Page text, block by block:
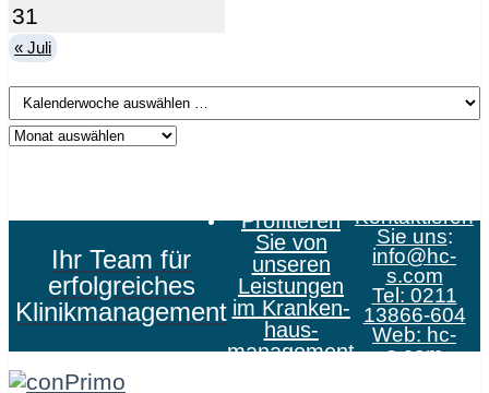
31
« Juli
Ihr Team für
erfolgreiches
Klinikmanagement
Profitieren
Sie von
unseren
Leistungen
im Kranken­
haus­
management
Kontaktieren
Sie uns:
info@hc-
s.com
Tel: 0211
13866-604
Web: hc-
s.com